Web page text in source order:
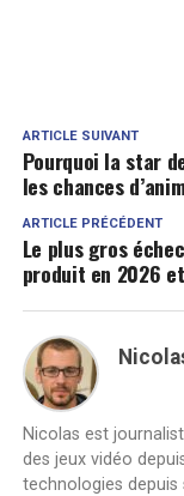
ARTICLE SUIVANT
Pourquoi la star
les chances
ARTICLE PRÉCÉDENT
Le plus gros
produit en 2026
Nicolas est
des jeux vidéo
technologies depuis